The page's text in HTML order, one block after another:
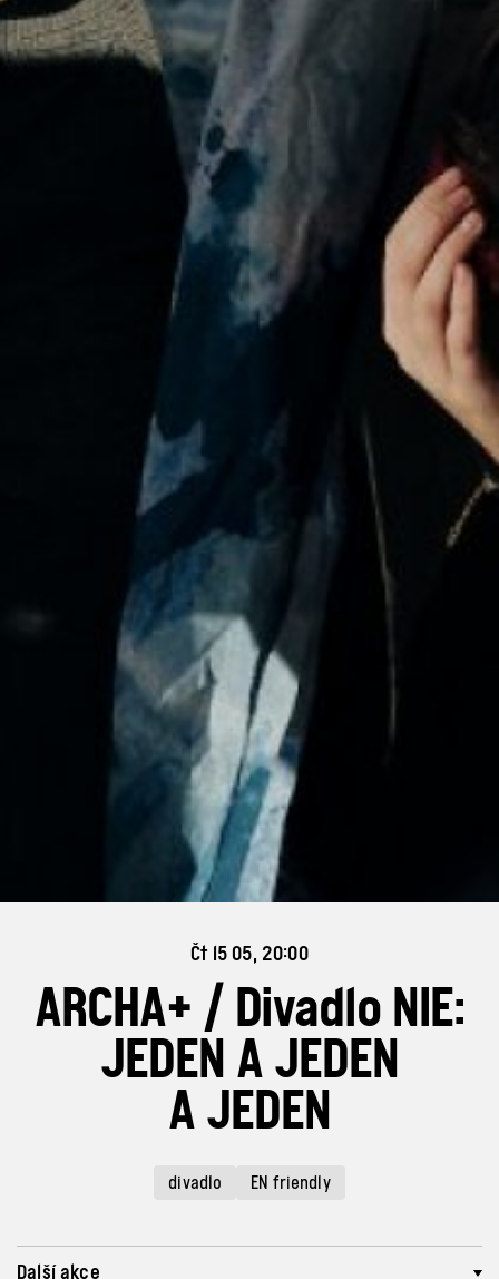
Čt 15 05, 20:00
ARCHA+ / Divadlo NIE:
JEDEN A JEDEN
A JEDEN
divadlo EN friendly
Další akce